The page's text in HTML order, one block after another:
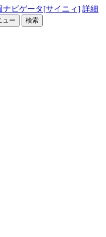
ナビゲータ[サイニィ] 詳細
ュー 検索